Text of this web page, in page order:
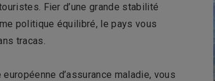
Fier d’une grande stabilité
politique équilibré, le pays vous
tracas.
d’assurance maladie, vous